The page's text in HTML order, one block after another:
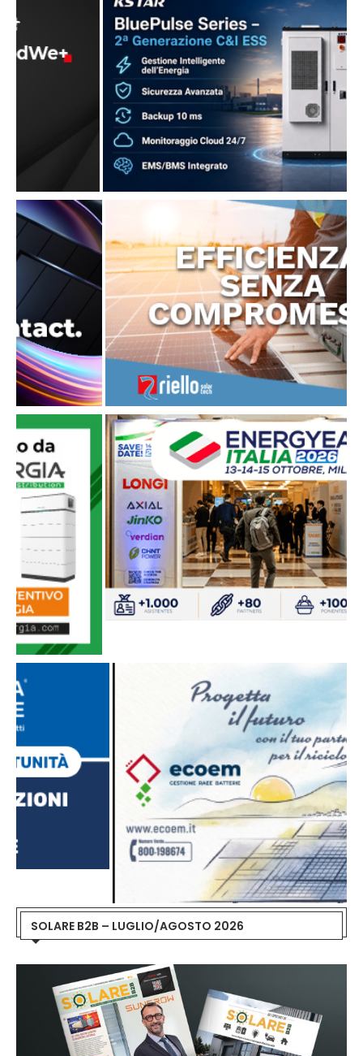
SOLARE B2B – LUGLIO/AGOSTO 2026